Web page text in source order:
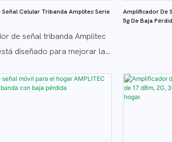
Señal Celular Tribanda Amplitec Serie
de señal tribanda Amplitec
diseñado para mejorar las
una conectividad
Amplificador De
5g De Baja